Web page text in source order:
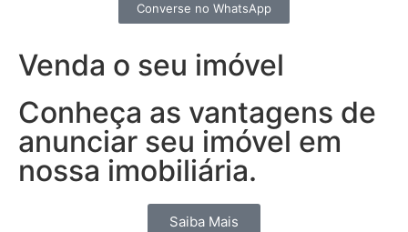
Converse no WhatsApp
Venda o seu imóvel
Conheça as vantagens de
anunciar seu imóvel em
nossa imobiliária.
Saiba Mais